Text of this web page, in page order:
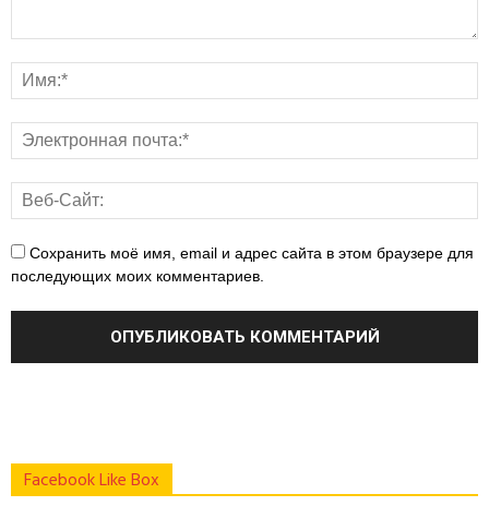
Сохранить моё имя, email и адрес сайта в этом браузере для
последующих моих комментариев.
Facebook Like Box